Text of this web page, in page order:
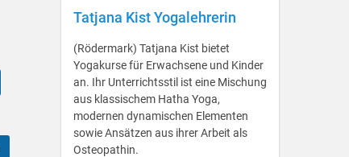
Tatjana Kist Yogalehrerin
(Rödermark) Tatjana Kist bietet
Yogakurse für Erwachsene und Kinder
an. Ihr Unterrichtsstil ist eine Mischung
aus klassischem Hatha Yoga,
modernen dynamischen Elementen
sowie Ansätzen aus ihrer Arbeit als
Osteopathin.